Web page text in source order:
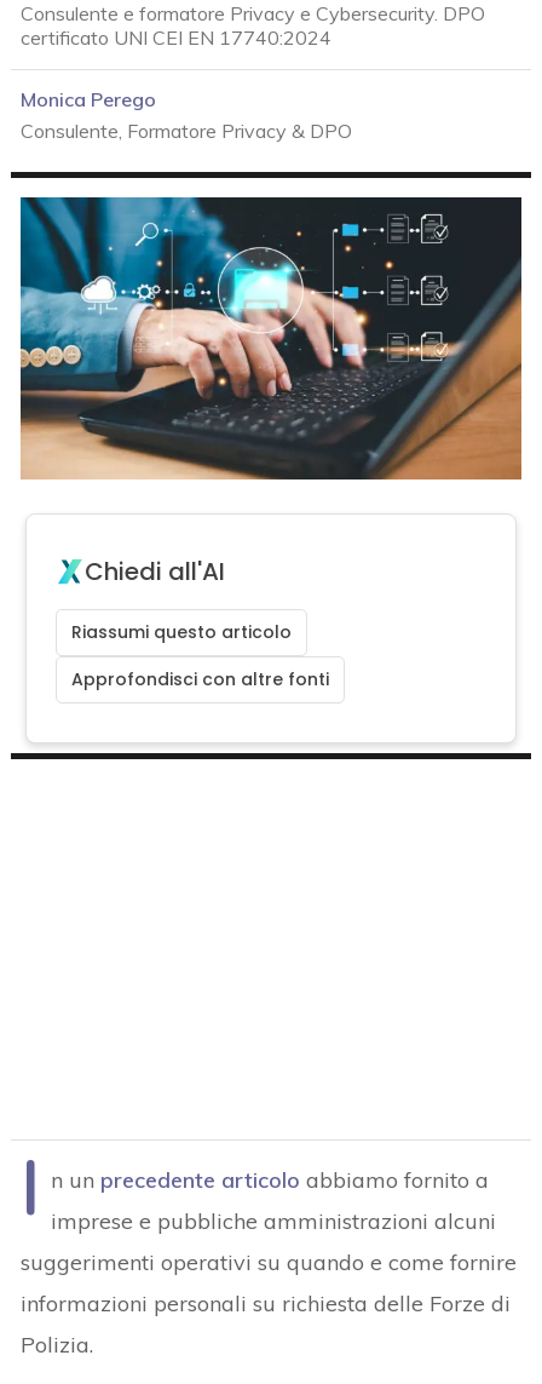
Consulente e formatore Privacy e Cybersecurity. DPO
certificato UNI CEI EN 17740:2024
Monica Perego
Consulente, Formatore Privacy & DPO
Chiedi all'AI
Riassumi questo articolo
Approfondisci con altre fonti
I n un precedente articolo abbiamo fornito a
imprese e pubbliche amministrazioni alcuni
suggerimenti operativi su quando e come fornire
informazioni personali su richiesta delle Forze di
Polizia.